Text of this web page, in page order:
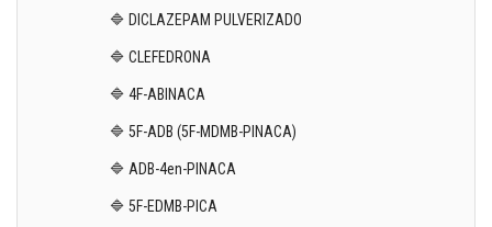
🔷 DICLAZEPAM PULVERIZADO
🔷 CLEFEDRONA
🔷 4F-ABINACA
🔷 5F-ADB (5F-MDMB-PINACA)
🔷 ADB-4en-PINACA
🔷 5F-EDMB-PICA